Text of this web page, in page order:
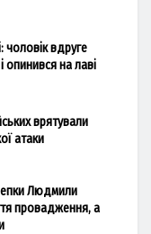
чоловік вдруге
на лаві
врятували
атаки
Людмили
провадження, а